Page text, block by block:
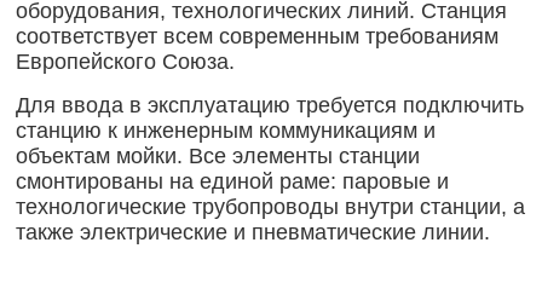
оборудования, технологических линий. Станция
соответствует всем современным требованиям
Европейского Союза.
Для ввода в эксплуатацию требуется подключить
станцию к инженерным коммуникациям и
объектам мойки. Все элементы станции
смонтированы на единой раме: паровые и
технологические трубопроводы внутри станции, а
также электрические и пневматические линии.